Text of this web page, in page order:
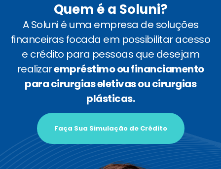
Quem é a Soluni?
A Soluni é uma empresa de soluções
financeiras focada em possibilitar acesso
e crédito para pessoas que desejam
realizarempréstimo ou financiamento
para cirurgias eletivas ou cirurgias
plásticas.
Faça Sua Simulação de Crédito